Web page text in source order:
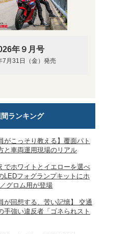
年９月号
7月31日（金）発売
ランキング
がこっそり教える】覆面パト
と車両運用現場のリアル
でホワイトとイエローを選べ
LEDフォグランプキットにホ
グロム用が登場
が回想する、苦い記憶】 交通
手強い違反者「ゴネられスト